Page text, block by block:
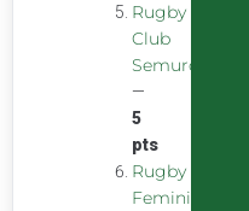
Rugby
Club
Semurois
—
5
pts
Rugby
Feminin